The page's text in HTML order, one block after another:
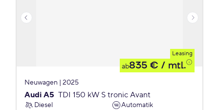
Leasing
ab835 € / mtl.
Neuwagen | 2025
Audi A5 TDI 150 kW S tronic Avant
Diesel
Automatik